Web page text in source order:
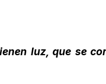
luz, que se